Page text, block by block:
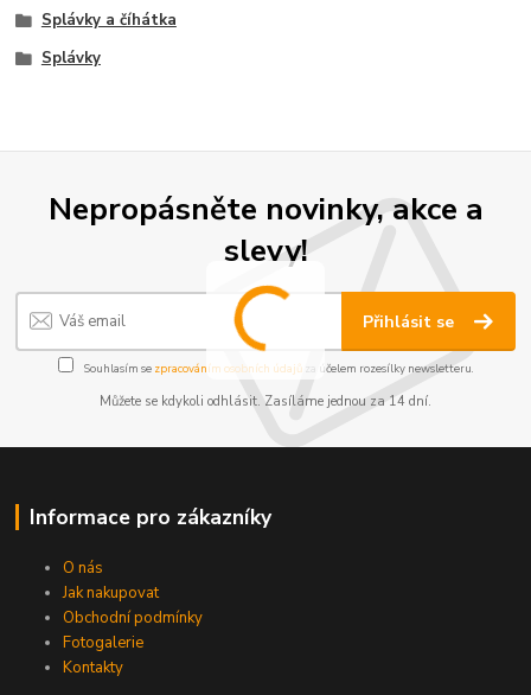
Splávky a číhátka
Splávky
Nepropásněte novinky, akce a
slevy!
Přihlásit se
Souhlasím se zpracováním osobních údajůza účelem rozesílky newsletteru.
Můžete se kdykoli odhlásit. Zasíláme jednou za 14 dní.
Informace pro zákazníky
O nás
Jak nakupovat
Obchodní podmínky
Fotogalerie
Kontakty